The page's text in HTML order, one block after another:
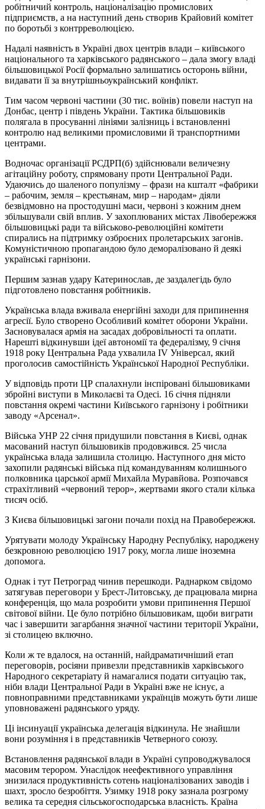
робітничий контроль, націоналізацію промислових
підприємств, а на наступний день створив Крайовий комітет
по боротьбі з контрреволюцією.
Надалі наявність в Україні двох центрів влади – київського
національного та харківського радянського – дала змогу владі
більшовицької Росії формально залишатись осторонь війни,
видавати її за внутрішньоукраїнський конфлікт.
Тим часом червоні частини (30 тис. воїнів) повели наступ на
Донбас, центр і південь України. Тактика більшовиків
полягала в просуванні лініями залізниць і встановленні
контролю над великими промисловими й транспортними
центрами.
Водночас організації РСДРП(б) здійснювали величезну
агітаційну роботу, спрямовану проти Центральної Ради.
Удаючись до шаленого популізму – фрази на кшталт «фабрики
– рабочим, земля – крестьянам, мир – народам» діяли
безвідмовно на простодушні маси, червоні з кожним днем
збільшували свій вплив. У захоплюваних містах Лівобережжя
більшовицькі ради та військово-революційні комітети
спирались на підтримку озброєних пролетарських загонів.
Комуністичною пропагандою було деморалізовано й деякі
українські гарнізони.
Першим зазнав удару Катеринослав, де заздалегідь було
підготовлено повстання робітників.
Українська влада вживала енергійні заходи для припинення
агресії. Було створено Особливий комітет оборони України.
Засновувалася армія на засадах добровільності та оплати.
Нарешті відкинувши ідеї автономії та федералізму, 9 січня
1918 року Центральна Рада ухвалила ІV Універсал, який
проголосив самостійність Української Народної Республіки.
У відповідь проти ЦР спалахнули інспіровані більшовиками
збройні виступи в Миколаєві та Одесі. 16 січня підняли
повстання окремі частини Київського гарнізону і робітники
заводу «Арсенал».
Війська УНР 22 січня придушили повстання в Києві, однак
масований наступ більшовиків продовжився. 25 числа
українська влада залишила столицю. Наступного дня місто
захопили радянські війська під командуванням колишнього
полковника царської армії Михайла Муравйова. Розпочався
страхітливий «червоний терор», жертвами якого стали кілька
тисяч осіб.
З Києва більшовицькі загони почали похід на Правобережжя.
Урятувати молоду Українську Народну Республіку, народжену
безкровною революцією 1917 року, могла лише іноземна
допомога.
Однак і тут Петроград чинив перешкоди. Раднарком свідомо
затягував переговори у Брест-Литовську, де працювала мирна
конференція, що мала розробити умови припинення Першої
світової війни. Це було потрібно більшовикам, щоби виграти
час і завершити загарбання значної частини території України,
зі столицею включно.
Коли ж те вдалося, на останній, найдраматичніший етап
переговорів, росіяни привезли представників харківського
Народного секретаріату й намагалися подати ситуацію так,
ніби влади Центральної Ради в Україні вже не існує, а
повноправними представниками українців можуть бути лише
уповноважені радянського уряду.
Ці інсинуації українська делегація відкинула. Не знайшли
вони розуміння і в представників Четверного союзу.
Встановлення радянської влади в Україні супроводжувалося
масовим терором. Унаслідок неефективного управління
знизилася продуктивність сотень націоналізованих заводів і
шахт, зросло безробіття. Узимку 1918 року зазнала розгрому
велика та середня сільськогосподарська власність. Країна